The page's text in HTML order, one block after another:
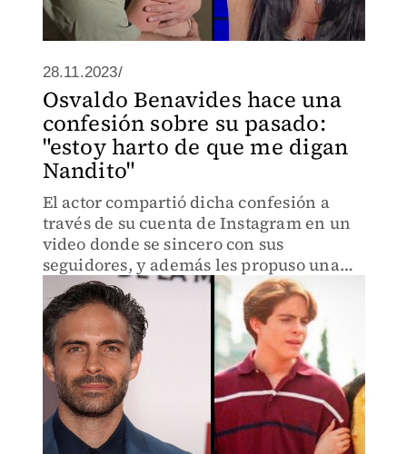
28.11.2023/
Osvaldo Benavides hace una
confesión sobre su pasado:
"estoy harto de que me digan
Nandito"
El actor compartió dicha confesión a
través de su cuenta de Instagram en un
video donde se sincero con sus
seguidores, y además les propuso una
sorpresa.